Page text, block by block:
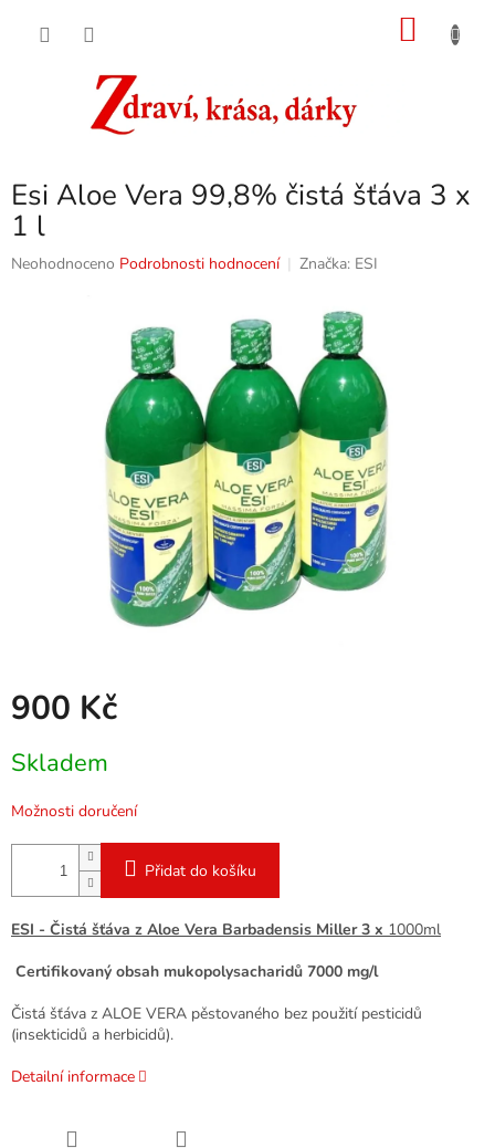
Esi Aloe Vera 99,8% čistá šťáva 3 x
1 l
Průměrné
Neohodnoceno Podrobnosti hodnocení Značka: ESI
900 Kč
cena:
Skladem
Možnosti doručení
Přidat do košíku
ESI - Čistá šťáva z Aloe Vera Barbadensis Miller 3 x 1000ml
Certifikovaný obsah mukopolysacharidů 7000 mg/l
Čistá šťáva z ALOE VERA pěstovaného bez použití pesticidů
(insekticidů a herbicidů).
Detailní informace